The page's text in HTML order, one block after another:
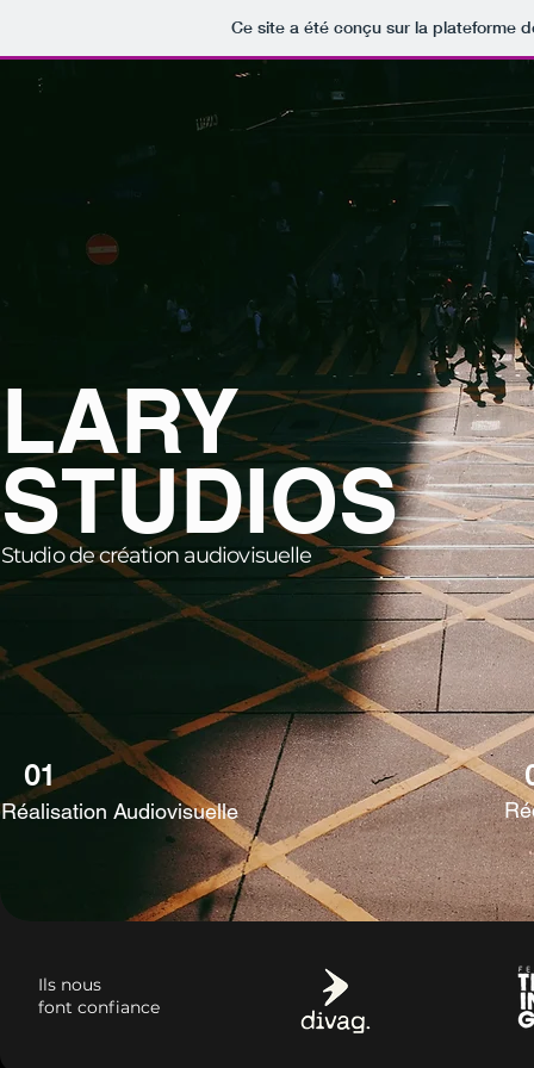
Ce site a été conçu sur la plateforme
LARY
STUDIOS
Studio de création audiovisuelle
01
Réalisation Audiovisuelle
Ils nous
font confiance